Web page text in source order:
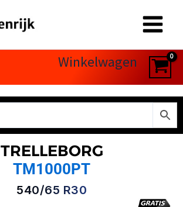
Winkelwagen
TRELLEBORG
TM1000PT
540/65 R30